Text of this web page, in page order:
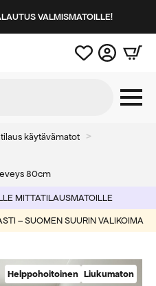
VALMISMATOILLE!
käytävämatot
80cm
MITTATILAUSMATOILLE
– SUOMEN SUURIN VALIKOIMA
Helppohoitoinen Liukumaton